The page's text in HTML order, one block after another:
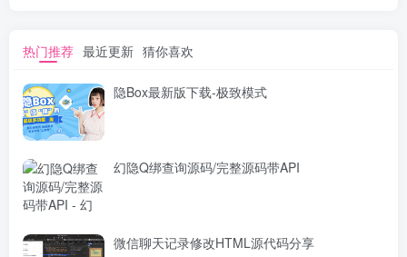
热门推荐 最近更新 猜你喜欢
隐Box最新版下载-极致模式
幻隐Q绑查询源码/完整源码带API
微信聊天记录修改HTML源代码分享